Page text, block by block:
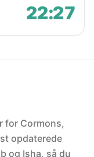
22:27
for Cormons,
opdaterede
og Isha, så du